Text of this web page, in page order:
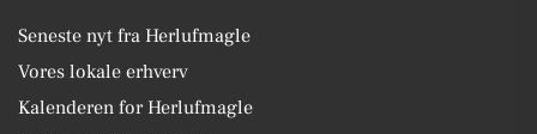
Seneste nyt fra Herlufmagle
Vores lokale erhverv
Kalenderen for Herlufmagle